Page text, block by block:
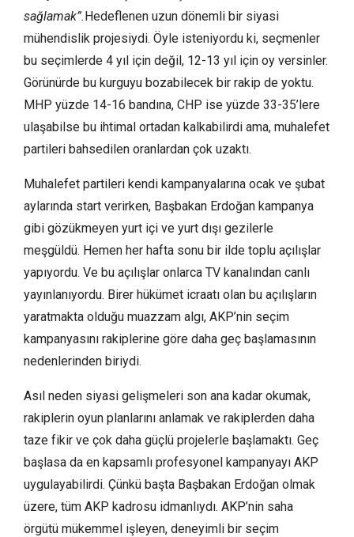
sağlamak”.Hedeflenen uzun dönemli bir siyasi
mühendislik projesiydi. Öyle isteniyordu ki, seçmenler
bu seçimlerde 4 yıl için değil, 12-13 yıl için oy versinler.
Görünürde bu kurguyu bozabilecek bir rakip de yoktu.
MHP yüzde 14-16 bandına, CHP ise yüzde 33-35’lere
ulaşabilse bu ihtimal ortadan kalkabilirdi ama, muhalefet
partileri bahsedilen oranlardan çok uzaktı.
Muhalefet partileri kendi kampanyalarına ocak ve şubat
aylarında start verirken, Başbakan Erdoğan kampanya
gibi gözükmeyen yurt içi ve yurt dışı gezilerle
meşgüldü. Hemen her hafta sonu bir ilde toplu açılışlar
yapıyordu. Ve bu açılışlar onlarca TV kanalından canlı
yayınlanıyordu. Birer hükümet icraatı olan bu açılışların
yaratmakta olduğu muazzam algı, AKP’nin seçim
kampanyasını rakiplerine göre daha geç başlamasının
nedenlerinden biriydi.
Asıl neden siyasi gelişmeleri son ana kadar okumak,
rakiplerin oyun planlarını anlamak ve rakiplerden daha
taze fikir ve çok daha güçlü projelerle başlamaktı. Geç
başlasa da en kapsamlı profesyonel kampanyayı AKP
uygulayabilirdi. Çünkü başta Başbakan Erdoğan olmak
üzere, tüm AKP kadrosu idmanlıydı. AKP’nin saha
örgütü mükemmel işleyen, deneyimli bir seçim